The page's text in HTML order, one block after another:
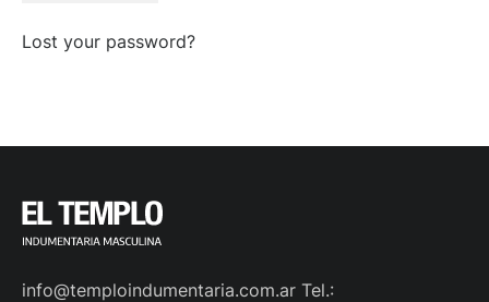
Lost your password?
info@temploindumentaria.com.ar Tel.: